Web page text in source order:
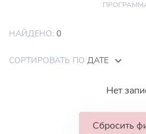
НАЙДЕНО: 0
СОРТИРОВАТЬ ПО ДАТЕ
Нет
Сбросить